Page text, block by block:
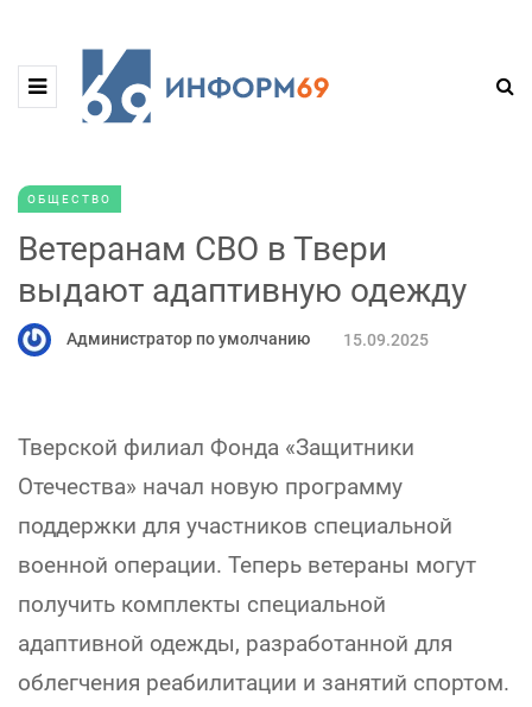
ОБЩЕСТВО
Ветеранам СВО в Твери
выдают адаптивную одежду
Администратор по умолчанию 15.09.2025
Тверской филиал Фонда «Защитники
Отечества» начал новую программу
поддержки для участников специальной
военной операции. Теперь ветераны могут
получить комплекты специальной
адаптивной одежды, разработанной для
облегчения реабилитации и занятий спортом.